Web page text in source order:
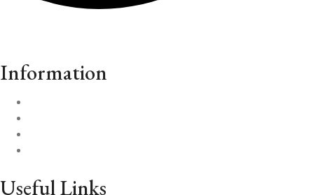
Information
Useful Links